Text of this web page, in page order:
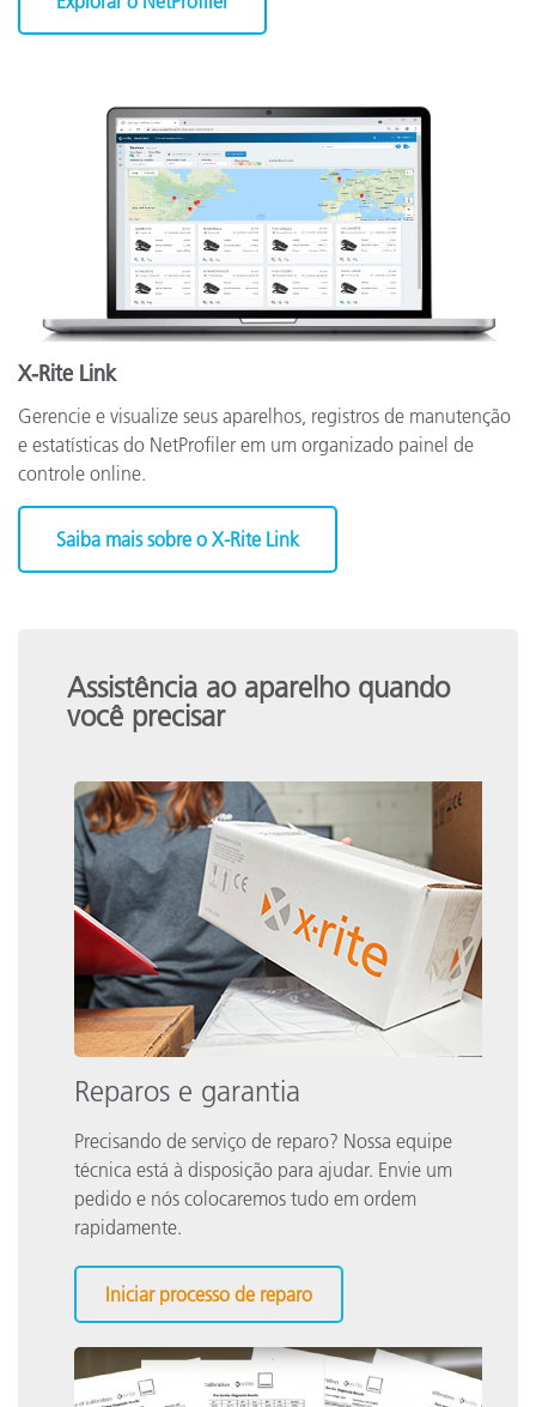
X-Rite Link
Gerencie e visualize seus aparelhos, registros de manutenção
e estatísticas do NetProfiler em um organizado painel de
controle online.
Saiba mais sobre o X-Rite Link
Assistência ao aparelho quando
você precisar
Reparos e garantia
Precisando de serviço de reparo? Nossa equipe
técnica está à disposição para ajudar. Envie um
pedido e nós colocaremos tudo em ordem
rapidamente.
Iniciar processo de reparo